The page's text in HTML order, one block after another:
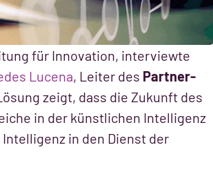
für Innovation, interviewte
Lucena, Leiter des Partner-
zeigt, dass die Zukunft des
in der künstlichen Intelligenz
in den Dienst der